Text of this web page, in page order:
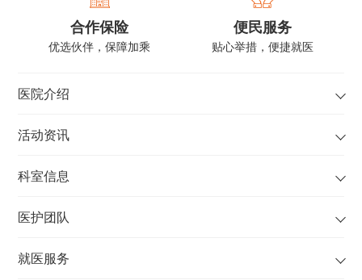
合作保险
优选伙伴，保障加乘
便民服务
贴心举措，便捷就医
医院介绍
活动资讯
科室信息
医护团队
就医服务